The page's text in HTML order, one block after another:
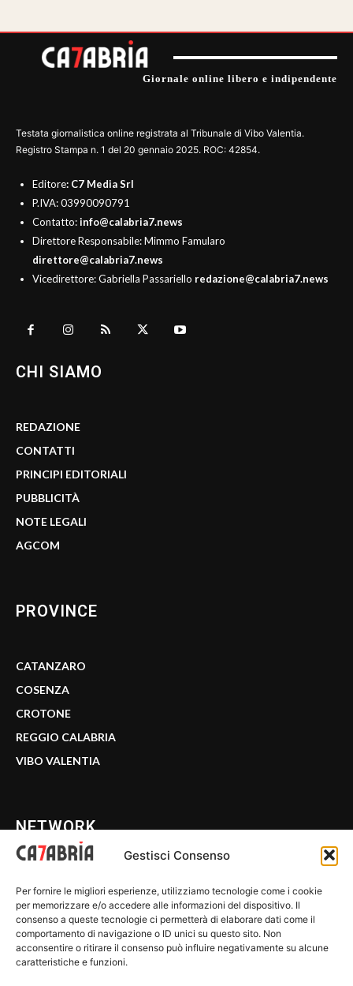
Gestisci Consenso
Per fornire le migliori esperienze, utilizziamo tecnologie come i cookie
per memorizzare e/o accedere alle informazioni del dispositivo. Il
consenso a queste tecnologie ci permetterà di elaborare dati come il
comportamento di navigazione o ID unici su questo sito. Non
acconsentire o ritirare il consenso può influire negativamente su alcune
caratteristiche e funzioni.
Giornale online libero e indipendente
Testata giornalistica online registrata al Tribunale di Vibo Valentia.
Registro Stampa n. 1 del 20 gennaio 2025. ROC: 42854.
Editore: C7 Media Srl
P.IVA: 03990090791
Contatto:info@calabria7.news
Direttore Responsabile: Mimmo Famularo
direttore@calabria7.news
Vicedirettore: Gabriella Passariello redazione@calabria7.news
CHI SIAMO
REDAZIONE
CONTATTI
PRINCIPI EDITORIALI
PUBBLICITÀ
NOTE LEGALI
AGCOM
PROVINCE
CATANZARO
COSENZA
CROTONE
REGGIO CALABRIA
VIBO VALENTIA
NETWORK
WE CALABRIA
C7 PLAY
MIX ZONE